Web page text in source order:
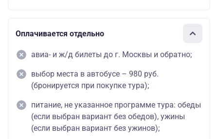
Оплачивается отдельно
авиа- и ж/д билеты до г. Москвы и обратно;
выбор места в автобусе – 980 руб.
(бронируется при покупке тура);
питание, не указанное программе тура: обеды
(если выбран вариант без обедов), ужины
(если выбран вариант без ужинов);